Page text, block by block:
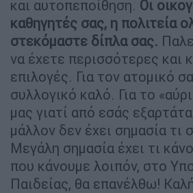
και αυτοπεποίθηση. Οι
καθηγητές σας, η πολιτεία
στεκόμαστε δίπλα σας.
να έχετε περισσότερες και
επιλογές. Για τον ατομικό
συλλογικό καλό. Για το
μας γιατί από εσάς
μάλλον δεν έχει σημασία τι
Μεγάλη σημασία έχει τι
που κάνουμε λοιπόν, στο
Παιδείας, θα επανέλθω!